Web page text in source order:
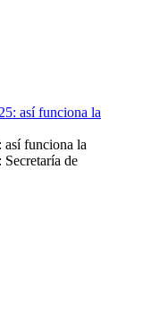
así funciona la
de